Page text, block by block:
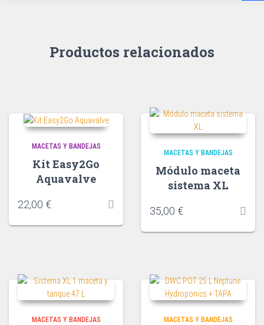
Productos relacionados
MACETAS Y BANDEJAS
Kit Easy2Go
Aquavalve
22,00 €
MACETAS Y BANDEJAS
Módulo maceta
sistema XL
35,00 €
MACETAS Y BANDEJAS MACETAS Y BANDEJAS